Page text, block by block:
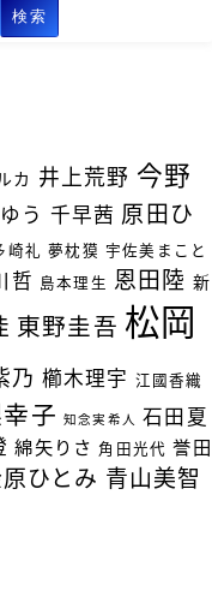
検索
カ 井上荒野 今野
う 千早茜 原田ひ
崎礼 夢枕獏 宇佐美まこと
哲 島本理生 恩田陸 新
東野圭吾 松岡
乃 櫛木理宇 江國香織
子 知念実希人
石田夏
綿矢りさ 角田光代 誉田
ひとみ 青山美智